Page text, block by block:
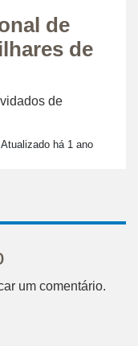
de
de
de
há 1 ano
um comentário.